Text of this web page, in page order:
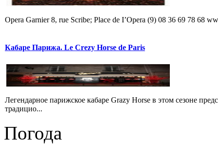
Opera Garnier 8, rue Scribe; Place de I’Opera (9) 08 36 69 78 68
Кабаре Парижа. Le Crezy Horse de Paris
Легендарное парижское кабаре Grazy Horse в этом сезоне
традицио...
Погода